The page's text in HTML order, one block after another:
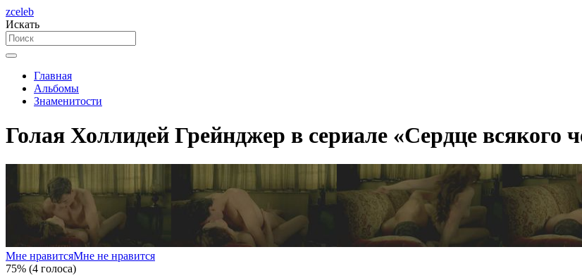
zceleb
Искать
Главная
Альбомы
Знаменитости
Голая Холлидей Грейнджер в сериале «Сердце всякого
Мне нравитсяМне не нравится
75% (4 голоса)